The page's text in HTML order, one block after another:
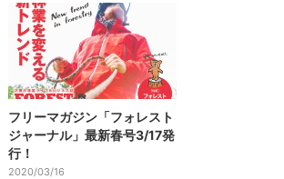
フリーマガジン「フォレスト
ジャーナル」最新春号3/17発
行！
2020/03/16